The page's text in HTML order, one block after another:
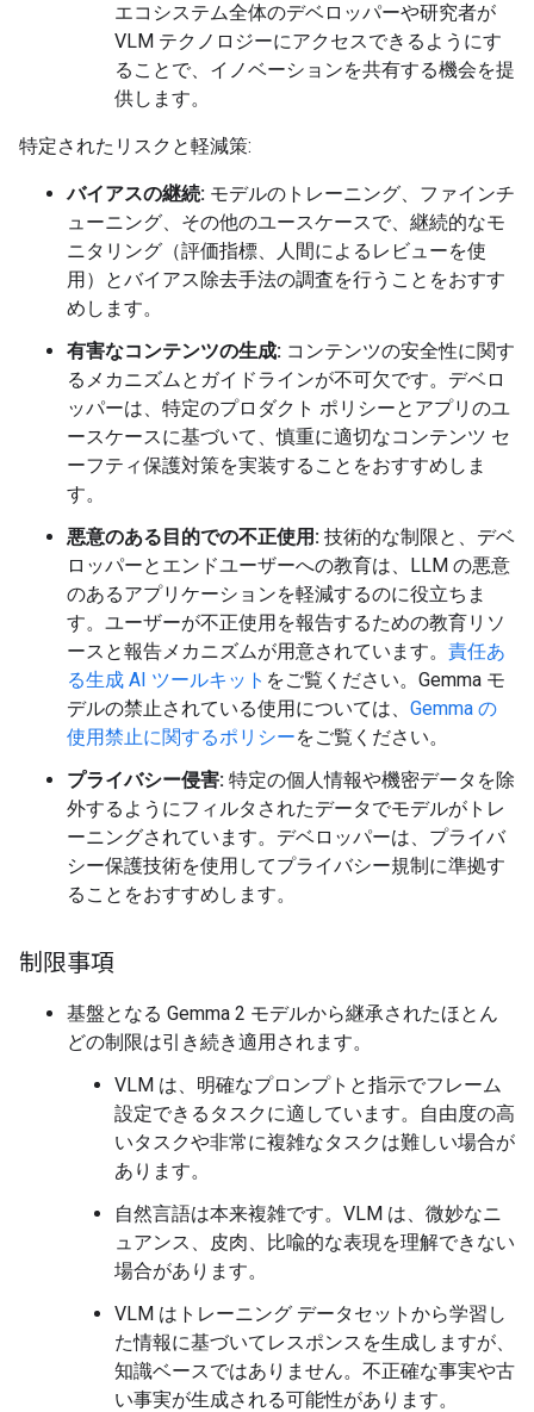
エコシステム全体のデベロッパーや研究者が
VLM テクノロジーにアクセスできるようにす
ることで、イノベーションを共有する機会を提
供します。
特定されたリスクと軽減策:
バイアスの継続: モデルのトレーニング、ファインチ
ューニング、その他のユースケースで、継続的なモ
ニタリング（評価指標、人間によるレビューを使
用）とバイアス除去手法の調査を行うことをおすす
めします。
有害なコンテンツの生成: コンテンツの安全性に関す
るメカニズムとガイドラインが不可欠です。デベロ
ッパーは、特定のプロダクト ポリシーとアプリのユ
ースケースに基づいて、慎重に適切なコンテンツ セ
ーフティ保護対策を実装することをおすすめしま
す。
悪意のある目的での不正使用: 技術的な制限と、デベ
ロッパーとエンドユーザーへの教育は、LLM の悪意
のあるアプリケーションを軽減するのに役立ちま
す。ユーザーが不正使用を報告するための教育リソ
ースと報告メカニズムが用意されています。 責任あ
る生成 AI ツールキット をご覧ください。Gemma モ
デルの禁止されている使用については、 Gemma の
使用禁止に関するポリシーをご覧ください。
プライバシー侵害: 特定の個人情報や機密データを除
外するようにフィルタされたデータでモデルがトレ
ーニングされています。デベロッパーは、プライバ
シー保護技術を使用してプライバシー規制に準拠す
ることをおすすめします。
制限事項
基盤となる Gemma 2 モデルから継承されたほとん
どの制限は引き続き適用されます。
VLM は、明確なプロンプトと指示でフレーム
設定できるタスクに適しています。自由度の高
いタスクや非常に複雑なタスクは難しい場合が
あります。
自然言語は本来複雑です。VLM は、微妙なニ
ュアンス、皮肉、比喩的な表現を理解できない
場合があります。
VLM はトレーニング データセットから学習し
た情報に基づいてレスポンスを生成しますが、
知識ベースではありません。不正確な事実や古
い事実が生成される可能性があります。